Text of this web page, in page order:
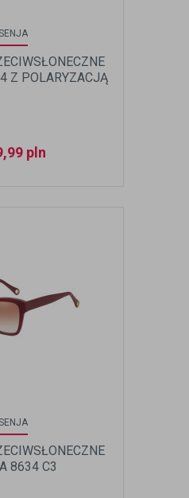
Z POLARYZACJĄ
pln
8634 C3